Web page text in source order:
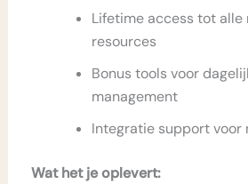
Lifetime access tot alle
resources
Bonus tools voor
management
Integratie support voor
Wat het je oplevert: